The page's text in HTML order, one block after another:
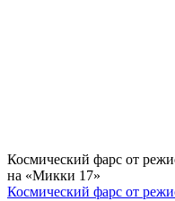
Космический фарс от
на «Микки 17»
Космический фарс от